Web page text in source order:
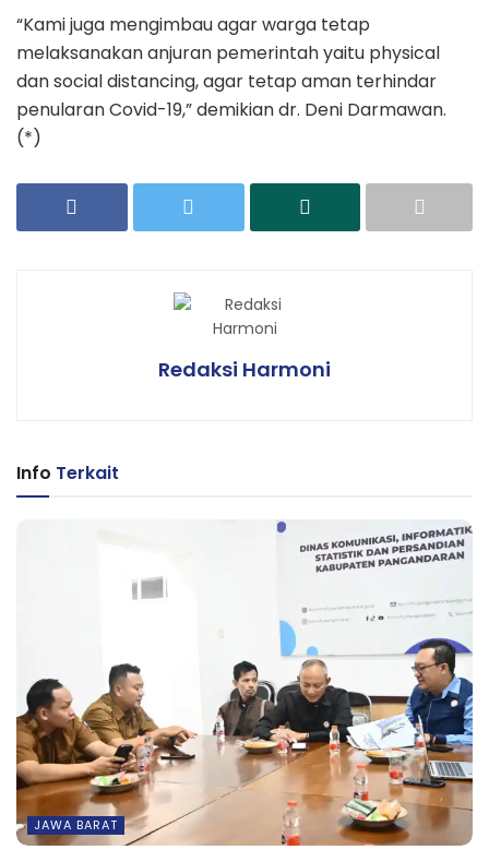
“Kami juga mengimbau agar warga tetap
melaksanakan anjuran pemerintah yaitu physical
dan social distancing, agar tetap aman terhindar
penularan Covid-19,” demikian dr. Deni Darmawan.
(*)
Redaksi Harmoni
Info Terkait
JAWA BARAT